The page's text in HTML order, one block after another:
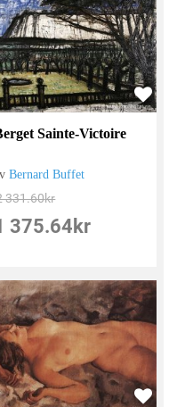
Sainte-Victoire
Bernard Buffet
331.60kr
375.64kr